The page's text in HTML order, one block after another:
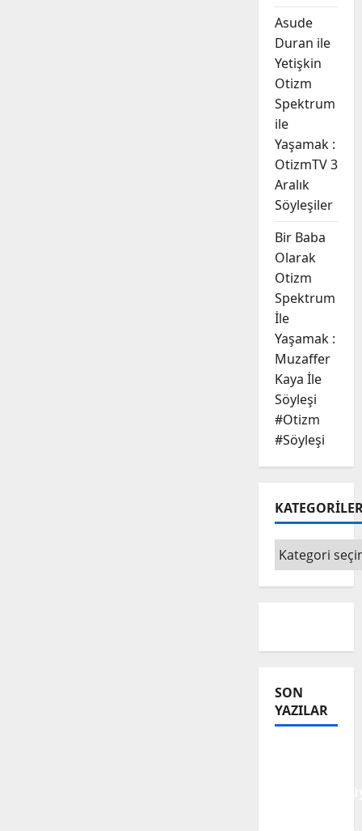
Asude
Duran ile
Yetişkin
Otizm
Spektrum
ile
Yaşamak :
OtizmTV 3
Aralık
Söyleşiler
Bir Baba
Olarak
Otizm
Spektrum
İle
Yaşamak :
Muzaffer
Kaya İle
Söyleşi
#Otizm
#Söyleşi
KATEGORİLER
SON
YAZILAR